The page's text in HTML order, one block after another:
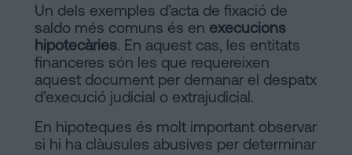
Un dels exemples d’acta de fixació de
saldo més comuns és en execucions
hipotecàries. En aquest cas, les entitats
financeres són les que requereixen
aquest document per demanar el despatx
d’execució judicial o extrajudicial.
En hipoteques és molt important observar
si hi ha clàusules abusives per determinar